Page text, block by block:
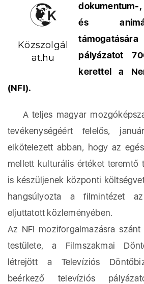
Közszolgál
at.hu
dokumentum-
és
pályázatot
kerettel a
(NFI).
A teljes magyar
tevékenységéért felelős,
elkötelezett abban, hogy az
mellett kulturális értéket teremtő
is készüljenek központi
hangsúlyozta a filmintézet
eljuttatott közleményében.
Az NFI moziforgalmazásra
testülete, a Filmszakmai
létrejött a Televíziós
beérkező televíziós